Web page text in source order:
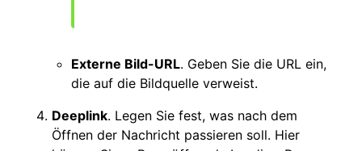
Externe Bild-URL. Geben Sie die URL ein,
die auf die Bildquelle verweist.
Deeplink. Legen Sie fest, was nach dem
Öffnen der Nachricht passieren soll. Hier